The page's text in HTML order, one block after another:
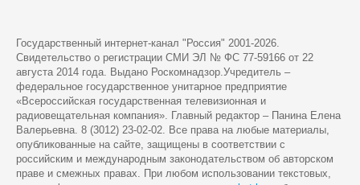
Государственный интернет-канал "Россия" 2001-2026.
Cвидетельство о регистрации СМИ ЭЛ № ФС 77-59166 от 22
августа 2014 года. Выдано Роскомнадзор.Учредитель –
федеральное государственное унитарное предприятие
«Всероссийская государственная телевизионная и
радиовещательная компания». Главный редактор – Панина Елена
Валерьевна. 8 (3012) 23-02-02. Все права на любые материалы,
опубликованные на сайте, защищены в соответствии с
российским и международным законодательством об авторском
праве и смежных правах. При любом использовании текстовых,